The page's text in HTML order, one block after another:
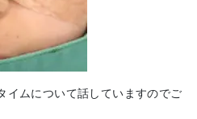
イムについて話していますのでご